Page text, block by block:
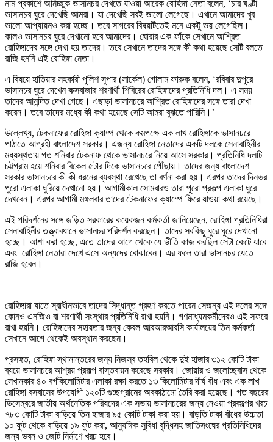
নাম প্রকাশে অনিচ্ছুক ভাসানচর দেখতে যাওয়া আরেক রোহিঙ্গা নেতা বলেন, ‘চার ঘণ্টা
ভাসানচর ঘুরে দেখেছি আমরা। যা দেখেছি সবই ভালো লেগেছে। এখানে আমাদের খুব
ভালো আপ্যায়নও করা হচ্ছে। তবে সাগরের বিষয়টিতেই মনে একটু ভয় লেগেছিল।
কালও ভাসানচর ঘুরে দেখানো হবে আমাদের। ঘোরার এক ফাঁকে সেখানে আশ্রিত
রোহিঙ্গাদের সঙ্গে দেখা হয় তাদের। তবে সেখানে তাদের সঙ্গে কী কথা হয়েছে সেটি বলতে
রাজি হননি এই রোহিঙ্গা নেতা।
এ বিষয়ে হাতিয়ার সহকারী পুলিশ সুপার (সার্কেল) গোলাম ফারুক বলেন, ‘রবিবার দুপুরে
ভাসানচর ঘুরে দেখেন কক্সবাজার শরণার্থী শিবিরের রোহিঙ্গাদের প্রতিনিধি দল। এ সময়
তাদের আনন্দিত দেখা গেছে। এছাড়া ভাসানচরে আশ্রিত রোহিঙ্গাদের সঙ্গে তারা দেখা
করেন। তবে তাদের মধ্যে কী কথা হয়েছে সেটি আমরা বুঝতে পারিনি।’
উল্লেখ্য, টেকনাফের রোহিঙ্গা ক্যাম্প থেকে কমপক্ষে এক লাখ রোহিঙ্গাকে ভাসানচরে
পাঠাতে আগ্রহী বাংলাদেশ সরকার। এজন্য রোহিঙ্গা নেতাদের একটি দলকে সেনাবাহিনীর
মধ্যস্থতায় গত শনিবার টেকনাফ থেকে ভাসানচরে নিয়ে আসে সরকার। প্রতিনিধি দলটি
চট্টগ্রাম হয়ে শনিবার বিকেল ৫টার দিকে ভাসানচরে পৌঁছায়। তাদের জন্য বাংলাদেশ
সরকার ভাসানচরে কী কী ধরনের ব্যবস্থা রেখেছে তা বর্ণনা করা হয়। এরপর তাদের দিনভর
পুরো এলাকা ঘুরিয়ে দেখানো হয়। আগামীকাল সোমবারও তারা পুরো প্রকল্প এলাকা ঘুরে
দেখবেন। এরপর আগামী মঙ্গলবার তাদের টেকনাফের ক্যাম্পে ফিরে যাওয়া কথা রয়েছে।
এই পরিদর্শনের সঙ্গে জড়িত সরকারের কয়েকজন কর্মকর্তা জানিয়েছেন, রোহিঙ্গা প্রতিনিধিরা
সেনাবাহিনীর তত্ত্বাবধানে ভাসানচর পরিদর্শন করছেন। তাদের সবকিছু ঘুরে ঘুরে দেখানো
হচ্ছে। আশা করা হচ্ছে, এতে তাদের আগে থেকে যে ভীতি কাজ করছিল সেটা কেটে যাবে
এবং রোহিঙ্গা নেতারা দেখে এসে অন্যদের বোঝাবেন। এর ফলে তারা ভাসানচর যেতে
রাজি হবেন।
রোহিঙ্গারা যাতে স্বাধীনভাবে তাদের সিদ্ধান্ত গ্রহণ করতে পারেন সেজন্য এই দলের সঙ্গে
কোনও এনজিও বা শরণার্থী সংস্থার প্রতিনিধি রাখা হয়নি। গণমাধ্যমকর্মীদেরও এই সফরে
রাখা হয়নি। রোহিঙ্গাদের সহায়তার জন্য কেবল আরআরআরসি কার্যালয়ের তিন কর্মকর্তা
সেখানে আগে থেকেই অবস্থান করছেন।
প্রসঙ্গত, রোহিঙ্গা স্থানান্তরের জন্য নিজস্ব তহবিল থেকে দুই হাজার ৩১২ কোটি টাকা
ব্যয়ে ভাসানচরে আশ্রয় প্রকল্প বাস্তবায়ন করেছে সরকার। জোয়ার ও জলোচ্ছ্বাস থেকে
সেখানকার ৪০ বর্গকিলোমিটার এলাকা রক্ষা করতে ১৩ কিলোমিটার দীর্ঘ বাঁধ এবং এক লাখ
রোহিঙ্গা বসবাসের উপযোগী ১২০টি গুচ্ছগ্রামের অবকাঠামো তৈরি করা হয়েছে। গত বছরের
ডিসেম্বরে জাতীয় অর্থনৈতিক পরিষদের এক সভায় ভাসানচরের জন্য নেওয়া প্রকল্পের খরচ
৭৮৩ কোটি টাকা বাড়িয়ে তিন হাজার ৯৫ কোটি টাকা করা হয়। বাড়তি টাকা বাঁধের উচ্চতা
১০ ফুট থেকে বাড়িয়ে ১৯ ফুট করা, আনুষঙ্গিক সুবিধা বৃদ্ধিসহ জাতিসংঘের প্রতিনিধিদের
জন্য ভবন ও জেটি নির্মাণে খরচ হবে।